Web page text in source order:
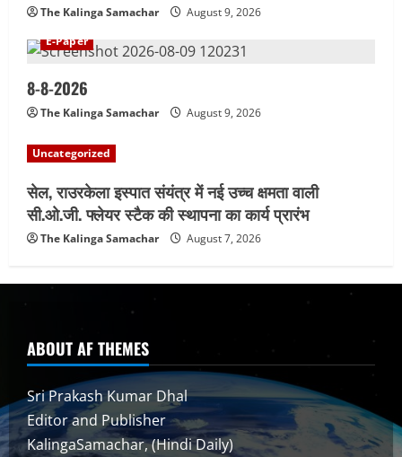
The Kalinga Samachar
August 9, 2026
E-Paper
8-8-2026
The Kalinga Samachar August 9, 2026
Uncategorized
सेल, राउरकेला इस्पात संयंत्र में नई उच्च क्षमता वाली
सी.ओ.जी. फ्लेयर स्टैक की स्थापना का कार्य प्रारंभ
The Kalinga Samachar August 7, 2026
ABOUT AF THEMES
Sri Prakash Kumar Dhal
Editor and Publisher
KalingaSamachar, (Hindi Daily)